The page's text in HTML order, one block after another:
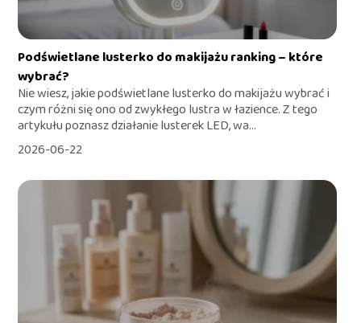
Podświetlane lusterko do makijażu ranking – które
wybrać?
Nie wiesz, jakie podświetlane lusterko do makijażu wybrać i
czym różni się ono od zwykłego lustra w łazience. Z tego
artykułu poznasz działanie lusterek LED, wa...
2026-06-22